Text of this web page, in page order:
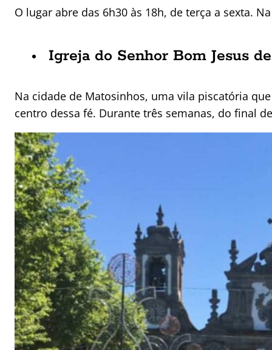
O lugar abre das 6h30 às 18h, de terça a sexta.
Igreja do Senhor Bom Jesus
Na cidade de Matosinhos, uma vila piscatória
centro dessa fé. Durante três semanas, do final